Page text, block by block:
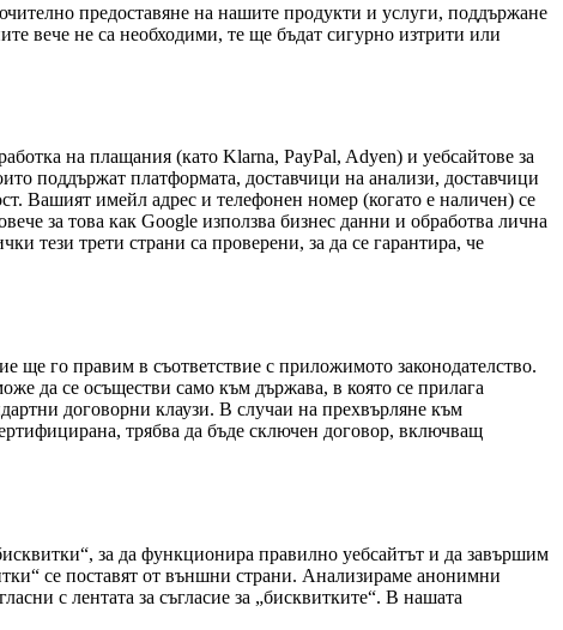
предоставяне на нашите продукти и услуги, поддържане
вече не са необходими, те ще бъдат сигурно изтрити или
на плащания (като Klarna, PayPal, Adyen) и уебсайтове за
поддържат платформата, доставчици на анализи, доставчици
Вашият имейл адрес и телефонен номер (когато е наличен) се
за това как Google използва бизнес данни и обработва лична
тези трети страни са проверени, за да се гарантира, че
ще го правим в съответствие с приложимото законодателство.
да се осъществи само към държава, в която се прилага
договорни клаузи. В случаи на прехвърляне към
трябва да бъде сключен договор, включващ
за да функционира правилно уебсайтът и да завършим
се поставят от външни страни. Анализираме анонимни
с лентата за съгласие за „бисквитките“. В нашата